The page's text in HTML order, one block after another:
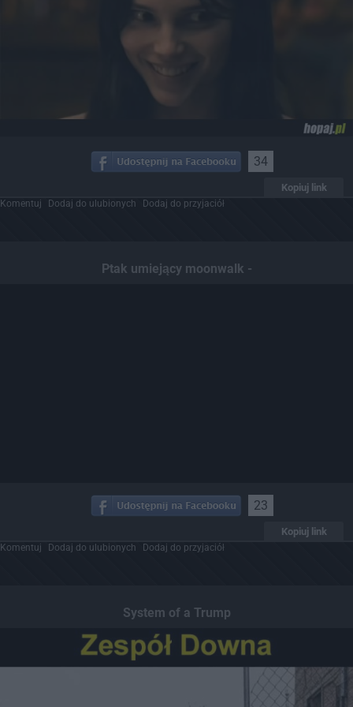
34
Kopiuj link
Komentuj Dodaj do ulubionych Dodaj do przyjaciół
Ptak umiejący moonwalk -
23
Kopiuj link
Komentuj Dodaj do ulubionych Dodaj do przyjaciół
System of a Trump